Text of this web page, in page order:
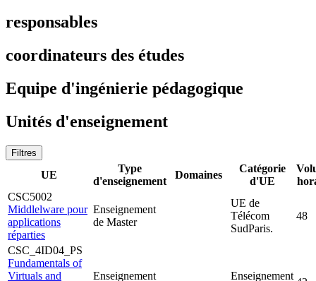
responsables
coordinateurs des études
Equipe d'ingénierie pédagogique
Unités d'enseignement
Filtres
UE
Type
d'enseignement
Domaines
Catégorie
d'UE
CSC5002
Middlelware pour
applications
réparties
Enseignement
de Master
UE de
Télécom
SudParis.
48
CSC_4ID04_PS
Fundamentals of
Virtuals and
Enseignement Enseignement